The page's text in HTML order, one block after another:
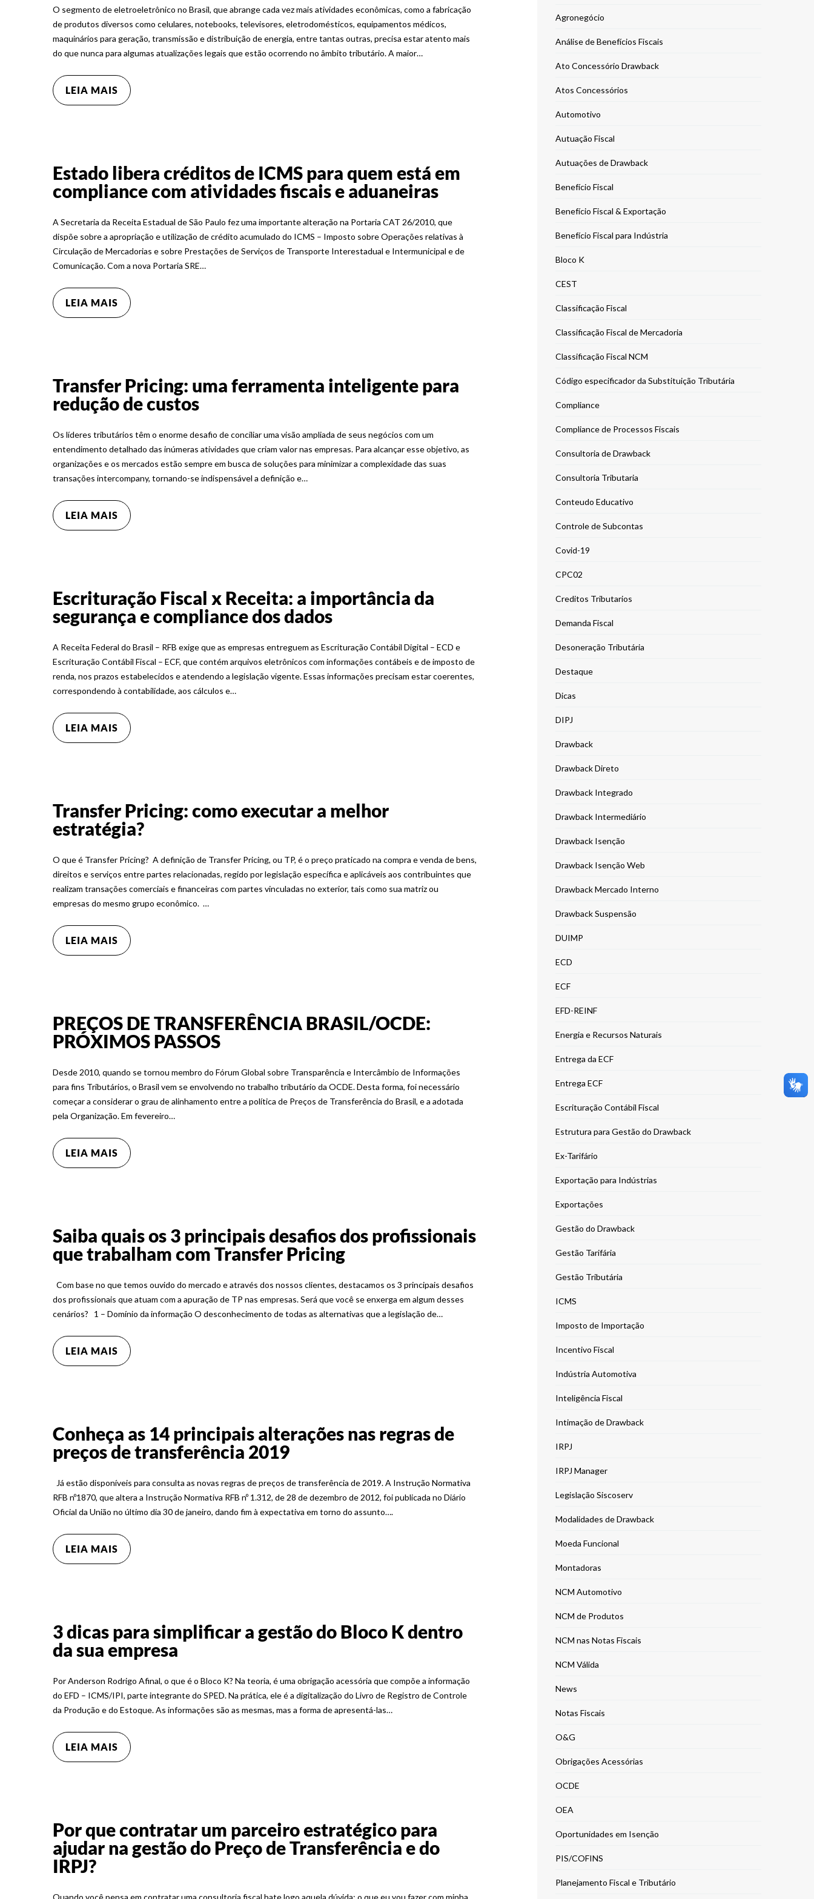
O segmento de eletroeletrônico no Brasil, que abrange cada vez mais atividades econômicas, como a fabricação
de produtos diversos como celulares, notebooks, televisores, eletrodomésticos, equipamentos médicos,
maquinários para geração, transmissão e distribuição de energia, entre tantas outras, precisa estar atento mais
do que nunca para algumas atualizações legais que estão ocorrendo no âmbito tributário. A maior…
LEIA MAIS
Estado libera créditos de ICMS para quem está em
compliance com atividades fiscais e aduaneiras
A Secretaria da Receita Estadual de São Paulo fez uma importante alteração na Portaria CAT 26/2010, que
dispõe sobre a apropriação e utilização de crédito acumulado do ICMS – Imposto sobre Operações relativas à
Circulação de Mercadorias e sobre Prestações de Serviços de Transporte Interestadual e Intermunicipal e de
Comunicação. Com a nova Portaria SRE…
LEIA MAIS
Transfer Pricing: uma ferramenta inteligente para
redução de custos
Os líderes tributários têm o enorme desafio de conciliar uma visão ampliada de seus negócios com um
entendimento detalhado das inúmeras atividades que criam valor nas empresas. Para alcançar esse objetivo, as
organizações e os mercados estão sempre em busca de soluções para minimizar a complexidade das suas
transações intercompany, tornando-se indispensável a definição e…
LEIA MAIS
Escrituração Fiscal x Receita: a importância da
segurança e compliance dos dados
A Receita Federal do Brasil – RFB exige que as empresas entreguem as Escrituração Contábil Digital – ECD e
Escrituração Contábil Fiscal – ECF, que contém arquivos eletrônicos com informações contábeis e de imposto de
renda, nos prazos estabelecidos e atendendo a legislação vigente. Essas informações precisam estar coerentes,
correspondendo à contabilidade, aos cálculos e…
LEIA MAIS
Transfer Pricing: como executar a melhor
estratégia?
O que é Transfer Pricing? A definição de Transfer Pricing, ou TP, é o preço praticado na compra e venda de bens,
direitos e serviços entre partes relacionadas, regido por legislação específica e aplicáveis aos contribuintes que
realizam transações comerciais e financeiras com partes vinculadas no exterior, tais como sua matriz ou
empresas do mesmo grupo econômico. …
LEIA MAIS
PREÇOS DE TRANSFERÊNCIA BRASIL/OCDE:
PRÓXIMOS PASSOS
Desde 2010, quando se tornou membro do Fórum Global sobre Transparência e Intercâmbio de Informações
para fins Tributários, o Brasil vem se envolvendo no trabalho tributário da OCDE. Desta forma, foi necessário
começar a considerar o grau de alinhamento entre a política de Preços de Transferência do Brasil, e a adotada
pela Organização. Em fevereiro…
LEIA MAIS
Saiba quais os 3 principais desafios dos profissionais
que trabalham com Transfer Pricing
Com base no que temos ouvido do mercado e através dos nossos clientes, destacamos os 3 principais desafios
dos profissionais que atuam com a apuração de TP nas empresas. Será que você se enxerga em algum desses
cenários? 1 – Domínio da informação O desconhecimento de todas as alternativas que a legislação de…
LEIA MAIS
Conheça as 14 principais alterações nas regras de
preços de transferência 2019
Já estão disponíveis para consulta as novas regras de preços de transferência de 2019. A Instrução Normativa
RFB nº1870, que altera a Instrução Normativa RFB nº 1.312, de 28 de dezembro de 2012, foi publicada no Diário
Oficial da União no último dia 30 de janeiro, dando fim à expectativa em torno do assunto….
LEIA MAIS
3 dicas para simplificar a gestão do Bloco K dentro
da sua empresa
Por Anderson Rodrigo Afinal, o que é o Bloco K? Na teoria, é uma obrigação acessória que compõe a informação
do EFD – ICMS/IPI, parte integrante do SPED. Na prática, ele é a digitalização do Livro de Registro de Controle
da Produção e do Estoque. As informações são as mesmas, mas a forma de apresentá-las…
LEIA MAIS
Por que contratar um parceiro estratégico para
ajudar na gestão do Preço de Transferência e do
IRPJ?
Quando você pensa em contratar uma consultoria fiscal bate logo aquela dúvida: o que eu vou fazer com minha
Agronegócio
Análise de Benefícios Fiscais
Ato Concessório Drawback
Atos Concessórios
Automotivo
Autuação Fiscal
Autuações de Drawback
Benefício Fiscal
Benefício Fiscal & Exportação
Benefício Fiscal para Indústria
Bloco K
CEST
Classificação Fiscal
Classificação Fiscal de Mercadoria
Classificação Fiscal NCM
Código especificador da Substituição Tributária
Compliance
Compliance de Processos Fiscais
Consultoria de Drawback
Consultoria Tributaria
Conteudo Educativo
Controle de Subcontas
Covid-19
CPC02
Creditos Tributarios
Demanda Fiscal
Desoneração Tributária
Destaque
Dicas
DIPJ
Drawback
Drawback Direto
Drawback Integrado
Drawback Intermediário
Drawback Isenção
Drawback Isenção Web
Drawback Mercado Interno
Drawback Suspensão
DUIMP
ECD
ECF
EFD-REINF
Energia e Recursos Naturais
Entrega da ECF
Entrega ECF
Escrituração Contábil Fiscal
Estrutura para Gestão do Drawback
Ex-Tarifário
Exportação para Indústrias
Exportações
Gestão do Drawback
Gestão Tarifária
Gestão Tributária
ICMS
Imposto de Importação
Incentivo Fiscal
Indústria Automotiva
Inteligência Fiscal
Intimação de Drawback
IRPJ
IRPJ Manager
Legislação Siscoserv
Modalidades de Drawback
Moeda Funcional
Montadoras
NCM Automotivo
NCM de Produtos
NCM nas Notas Fiscais
NCM Válida
News
Notas Fiscais
O&G
Obrigações Acessórias
OCDE
OEA
Oportunidades em Isenção
PIS/COFINS
Planejamento Fiscal e Tributário